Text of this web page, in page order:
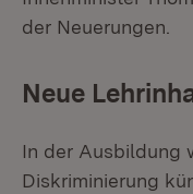
der Neuerungen.
Neue
In der Ausbildung
Diskriminierung